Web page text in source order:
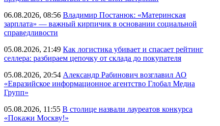
06.08.2026, 08:56 Владимир Постанюк: «Материнская
зарплата» — важный кирпичик в основании социальной
справедливости
05.08.2026, 21:49 Как логистика убивает и спасает рейтинг
селлера: разбираем цепочку от склада до покупателя
05.08.2026, 20:54 Александр Рабинович возглавил АО
«Евразийское информационное агентство Глобал Медиа
Групп»
05.08.2026, 11:55 В столице назвали лауреатов конкурса
«Покажи Москву!»